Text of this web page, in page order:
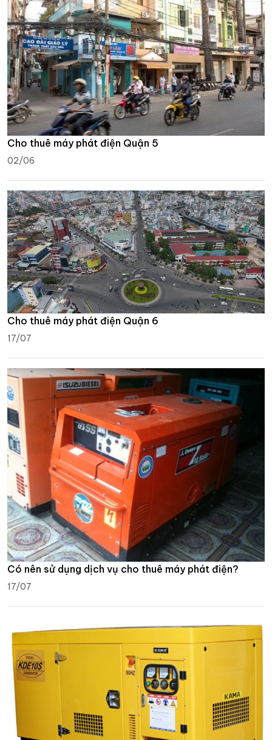
Cho thuê máy phát điện Quận 5
02/06
Cho thuê máy phát điện Quận 6
17/07
Có nên sử dụng dịch vụ cho thuê máy phát điện?
17/07